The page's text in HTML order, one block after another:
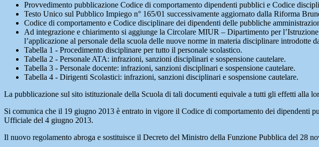
Provvedimento pubblicazione Codice di comportamento dipendenti pubblici e Codice
Testo Unico sul Pubblico Impiego n° 165/01 successivamente aggiornato dalla Riforma
Codice di comportamento e Codice disciplinare dei dipendenti delle pubbliche
Ad integrazione e chiarimento si aggiunge la Circolare MIUR – Dipartimento per
l’applicazione al personale della scuola delle nuove norme in materia disciplinare
Tabella 1 - Procedimento disciplinare per tutto il personale scolastico.
Tabella 2 - Personale ATA: infrazioni, sanzioni disciplinari e sospensione cautelare.
Tabella 3 - Personale docente: infrazioni, sanzioni disciplinari e sospensione cautelare.
Tabella 4 - Dirigenti Scolastici: infrazioni, sanzioni disciplinari e sospensione cautelare.
La pubblicazione sul sito istituzionale della Scuola di tali documenti equivale a tutti gli effetti alla
Si comunica che il 19 giugno 2013 è entrato in vigore il Codice di comportamento dei dipendenti
Ufficiale del 4 giugno 2013.
Il nuovo regolamento abroga e sostituisce il Decreto del Ministro della Funzione Pubblica del 28